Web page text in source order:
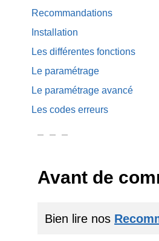
Recommandations
Installation
Les différentes fonctions
Le paramétrage
Le paramétrage avancé
Les codes erreurs
Avant de
Bien lire nos